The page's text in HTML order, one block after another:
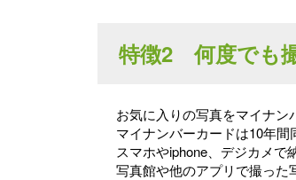
特徴2 何度でも
お気に入りの写真をマイナン
マイナンバーカードは10年間
スマホやiphone、デジカメ
写真館や他のアプリで撮った